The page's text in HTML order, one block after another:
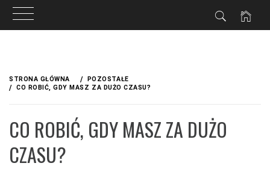
treściSTRONA GŁÓWNA
POZOSTAŁE
CO ROBIĆ, GDY MASZ ZA DUŻO CZASU?
CO ROBIĆ, GDY MASZ ZA DUŻO
CZASU?